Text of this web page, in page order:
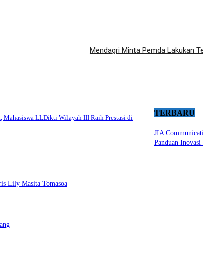
Mendagri Minta Pemda Lakukan
Mahasiswa LLDikti Wilayah III Raih Prestasi di
TERBARU
JIA
Panduan Inovasi
Lily Masita Tomasoa